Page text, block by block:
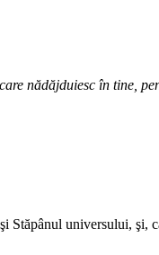
nădăjduiesc în tine,
Stăpânul universului, şi,